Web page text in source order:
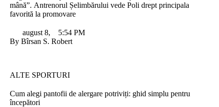
mână”. Antrenorul Șelimbărului vede Poli drept principala
favorită la promovare
august 8,
5:54 PM
By Bîrsan S. Robert
ALTE SPORTURI
Cum alegi pantofii de alergare potriviți: ghid simplu pentru
începători